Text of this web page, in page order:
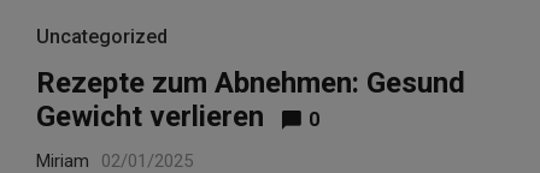
Uncategorized
Rezepte zum Abnehmen: Gesund
Gewicht verlieren
0
Miriam 02/01/2025